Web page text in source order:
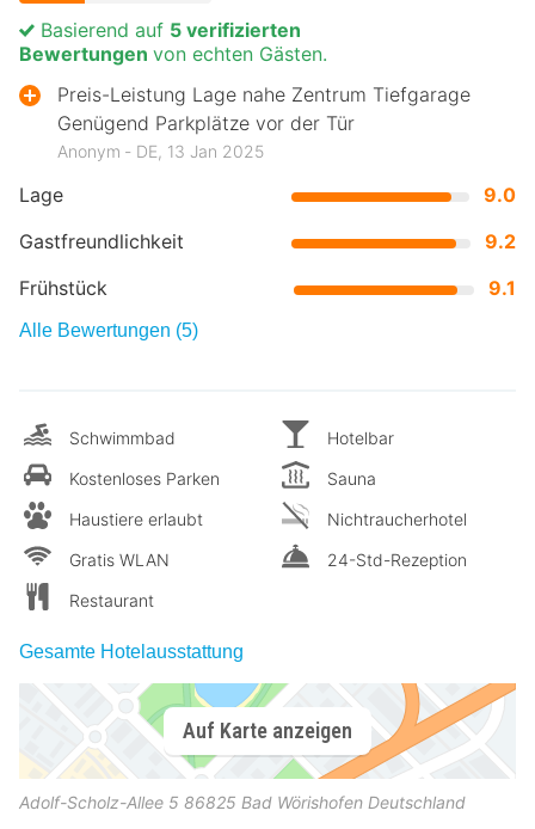
Lage
9.0
Gastfreundlichkeit
9.2
Frühstück
9.1
Basierend auf 5 verifizierten
Bewertungen von echten Gästen.
Preis-Leistung Lage nahe Zentrum Tiefgarage
Genügend Parkplätze vor der Tür
Anonym ‐ DE, 13 Jan 2025
Alle Bewertungen (5)
Schwimmbad
Kostenloses Parken
Haustiere erlaubt
Gratis WLAN
Restaurant
Hotelbar
Sauna
Nichtraucherhotel
24-Std-Rezeption
Gesamte Hotelausstattung
Auf Karte anzeigen
Adolf-Scholz-Allee 5 86825 Bad Wörishofen Deutschland